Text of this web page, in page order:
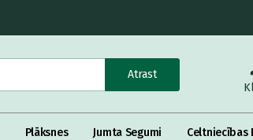
Atrast
Plāksnes Jumta Segumi Celtniecības